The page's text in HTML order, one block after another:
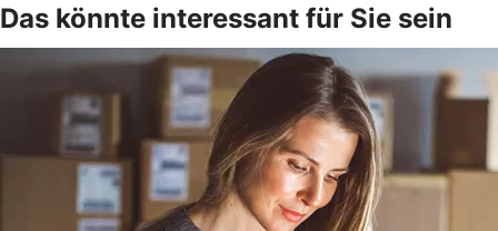
Das könnte interessant für Sie sein